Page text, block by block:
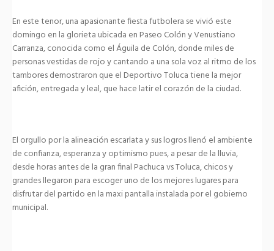
En este tenor, una apasionante fiesta futbolera se vivió este
domingo en la glorieta ubicada en Paseo Colón y Venustiano
Carranza, conocida como el Águila de Colón, donde miles de
personas vestidas de rojo y cantando a una sola voz al ritmo de los
tambores demostraron que el Deportivo Toluca tiene la mejor
afición, entregada y leal, que hace latir el corazón de la ciudad.
El orgullo por la alineación escarlata y sus logros llenó el ambiente
de confianza, esperanza y optimismo pues, a pesar de la lluvia,
desde horas antes de la gran final Pachuca vs Toluca, chicos y
grandes llegaron para escoger uno de los mejores lugares para
disfrutar del partido en la maxi pantalla instalada por el gobierno
municipal.